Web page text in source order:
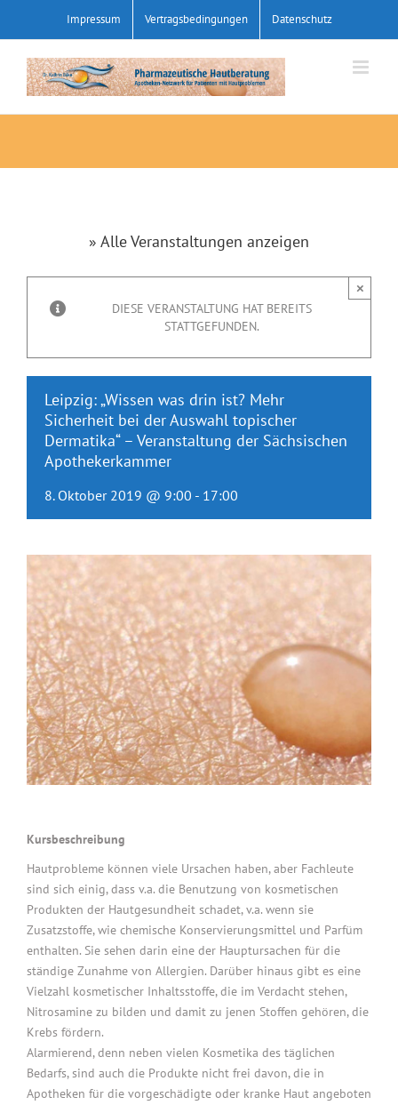
springen
Impressum Vertragsbedingungen Datenschutz
» Alle Veranstaltungen anzeigen
DIESE VERANSTALTUNG HAT BEREITS
STATTGEFUNDEN.
×
Leipzig: „Wissen was drin ist? Mehr
Sicherheit bei der Auswahl topischer
Dermatika“ – Veranstaltung der Sächsischen
Apothekerkammer
8. Oktober 2019 @ 9:00 - 17:00
Kursbeschreibung
Hautprobleme können viele Ursachen haben, aber Fachleute
sind sich einig, dass v.a. die Benutzung von kosmetischen
Produkten der Hautgesundheit schadet, v.a. wenn sie
Zusatzstoffe, wie chemische Konservierungsmittel und Parfüm
enthalten. Sie sehen darin eine der Hauptursachen für die
ständige Zunahme von Allergien. Darüber hinaus gibt es eine
Vielzahl kosmetischer Inhaltsstoffe, die im Verdacht stehen,
Nitrosamine zu bilden und damit zu jenen Stoffen gehören, die
Krebs fördern.
Alarmierend, denn neben vielen Kosmetika des täglichen
Bedarfs, sind auch die Produkte nicht frei davon, die in
Apotheken für die vorgeschädigte oder kranke Haut angeboten